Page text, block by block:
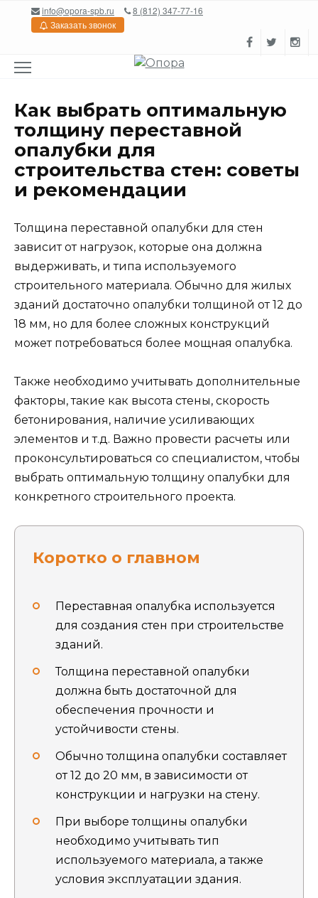
Перейтиinfo@opora-spb.ru
8 (812) 347-77-16
Заказать звонок
Как выбрать оптимальную
толщину переставной
опалубки для
строительства стен: советы
и рекомендации
Толщина переставной опалубки для стен
зависит от нагрузок, которые она должна
выдерживать, и типа используемого
строительного материала. Обычно для жилых
зданий достаточно опалубки толщиной от 12 до
18 мм, но для более сложных конструкций
может потребоваться более мощная опалубка.
Также необходимо учитывать дополнительные
факторы, такие как высота стены, скорость
бетонирования, наличие усиливающих
элементов и т.д. Важно провести расчеты или
проконсультироваться со специалистом, чтобы
выбрать оптимальную толщину опалубки для
конкретного строительного проекта.
Коротко о главном
Переставная опалубка используется
для создания стен при строительстве
зданий.
Толщина переставной опалубки
должна быть достаточной для
обеспечения прочности и
устойчивости стены.
Обычно толщина опалубки составляет
от 12 до 20 мм, в зависимости от
конструкции и нагрузки на стену.
При выборе толщины опалубки
необходимо учитывать тип
используемого материала, а также
условия эксплуатации здания.